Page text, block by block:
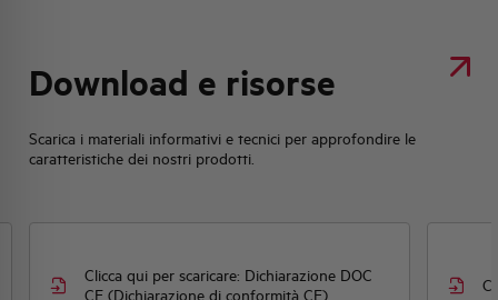
Download e risorse
Scarica i materiali informativi e tecnici per approfondire le
caratteristiche dei nostri prodotti.
Clicca qui per scaricare: Dichiarazione DOC
CE (Dichiarazione di conformità CE)